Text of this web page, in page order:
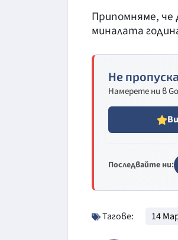
Припомняме, че
миналата
Не
Намерете ни в
Последвайте ни:
Тагове: 14